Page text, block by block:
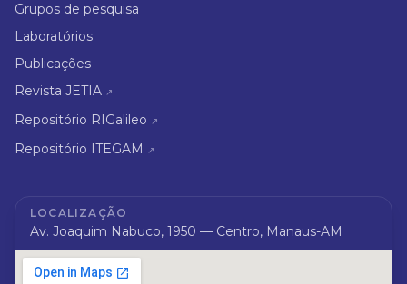
Grupos de pesquisa
Laboratórios
Publicações
Revista JETIA ↗
Repositório RIGalileo ↗
Repositório ITEGAM ↗
LOCALIZAÇÃO
Av. Joaquim Nabuco, 1950 — Centro, Manaus-AM